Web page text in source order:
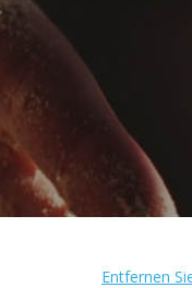
Entfernen